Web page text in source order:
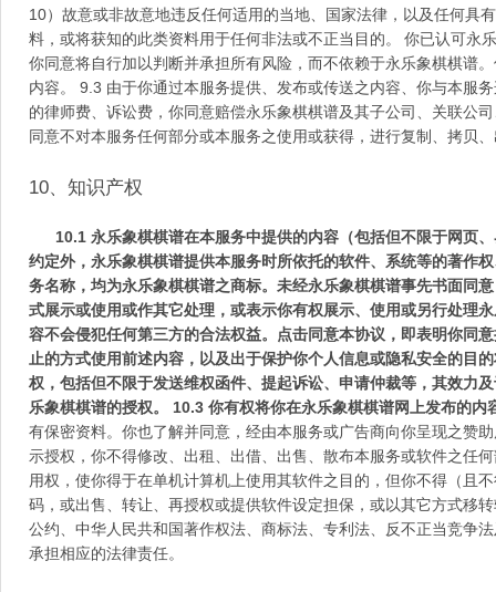
10）故意或非故意地违反任何适用的当地、国家法律，以及任何具
料，或将获知的此类资料用于任何非法或不正当目的。
你已认可永
你同意将自行加以判断并承担所有风险，而不依赖于永乐象棋棋谱
内容。
9.3 由于你通过本服务提供、发布或传送之内容、你与本服
的律师费、诉讼费，你同意赔偿永乐象棋棋谱及其子公司、关联公
同意不对本服务任何部分或本服务之使用或获得，进行复制、拷贝
10、知识产权
10.1 永乐象棋棋谱在本服务中提供的内容（包括但不限于网页
约定外，永乐象棋棋谱提供本服务时所依托的软件、系统等的著作
务名称，均为永乐象棋棋谱之商标。未经永乐象棋棋谱事先书面同
式展示或使用或作其它处理，或表示你有权展示、使用或另行处理
容不会侵犯任何第三方的合法权益。点击同意本协议，即表明你同
止的方式使用前述内容，以及出于保护你个人信息或隐私安全的目
权，包括但不限于发送维权函件、提起诉讼、申请仲裁等，其效力
乐象棋棋谱的授权。
10.3 你有权将你在永乐象棋棋谱网上发布的内
有保密资料。你也了解并同意，经由本服务或广告商向你呈现之赞
示授权，你不得修改、出租、出借、出售、散布本服务或软件之任
用权，使你得于在单机计算机上使用其软件之目的，但你不得（且
码，或出售、转让、再授权或提供软件设定担保，或以其它方式移
公约、中华人民共和国著作权法、商标法、专利法、反不正当竞争
承担相应的法律责任。